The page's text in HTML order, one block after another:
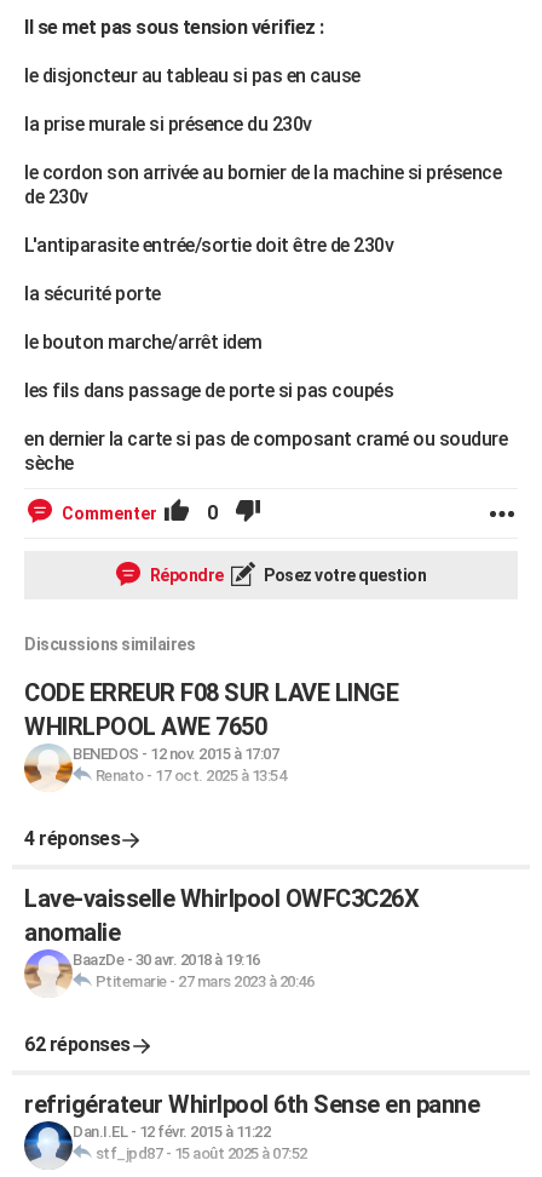
Il se met pas sous tension vérifiez :
le disjoncteur au tableau si pas en cause
la prise murale si présence du 230v
le cordon son arrivée au bornier de la machine si présence
de 230v
L'antiparasite entrée/sortie doit être de 230v
la sécurité porte
le bouton marche/arrêt idem
les fils dans passage de porte si pas coupés
en dernier la carte si pas de composant cramé ou soudure
sèche
Commenter 0
Répondre Posez votre question
Discussions similaires
CODE ERREUR F08 SUR LAVE LINGE
WHIRLPOOL AWE 7650
BENEDOS - 12 nov. 2015 à 17:07
Renato- 17 oct. 2025 à 13:54
4 réponses
Lave-vaisselle Whirlpool OWFC3C26X
anomalie
BaazDe- 30 avr. 2018 à 19:16
Ptitemarie- 27 mars 2023 à 20:46
62 réponses
refrigérateur Whirlpool 6th Sense en panne
Dan.I.EL- 12 févr. 2015 à 11:22
stf_jpd87- 15 août 2025 à 07:52